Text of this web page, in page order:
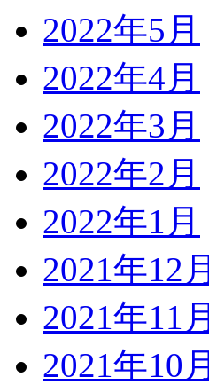
2022年5月
2022年4月
2022年3月
2022年2月
2022年1月
2021年12月
2021年11月
2021年10月